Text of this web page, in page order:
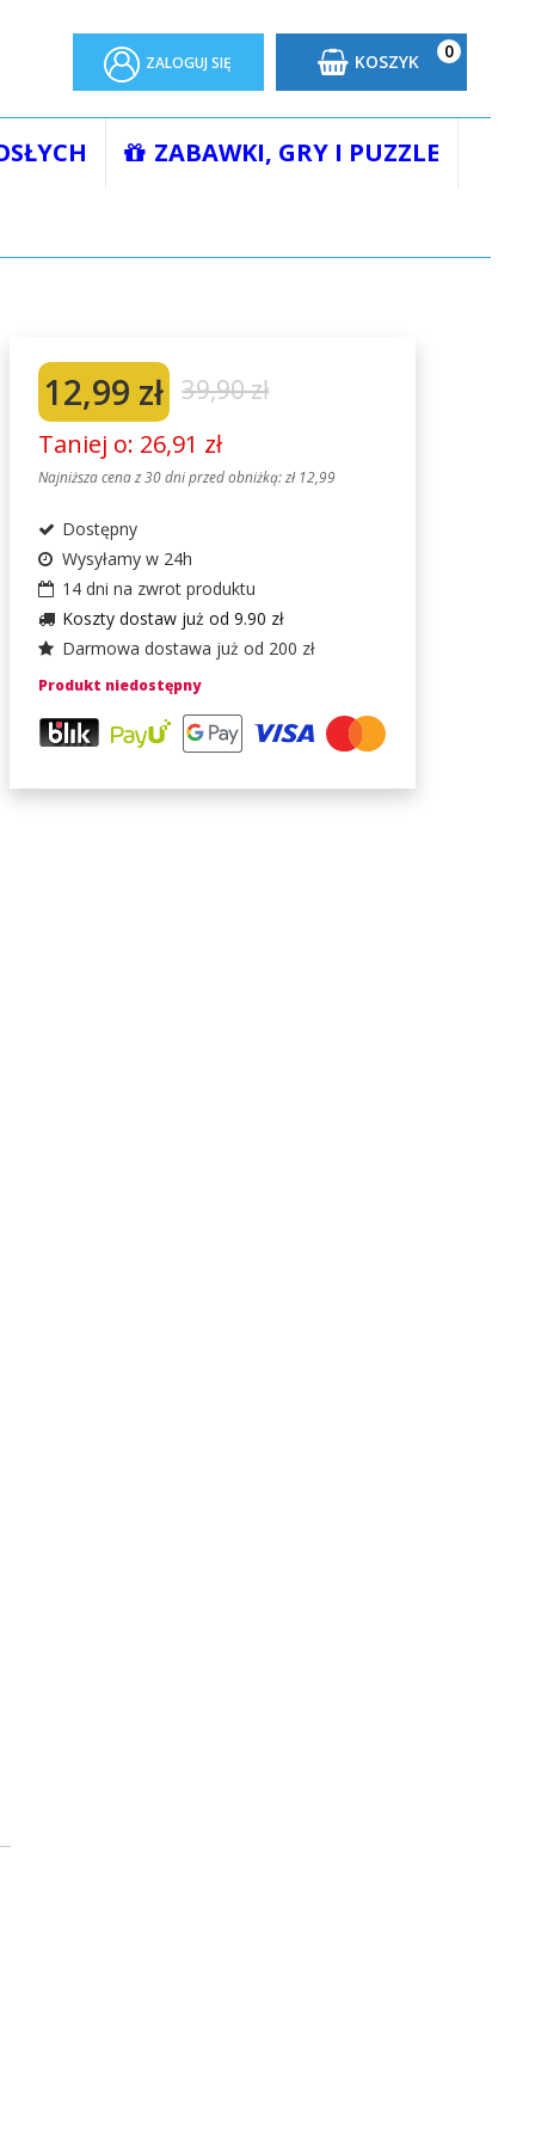
ZALOGUJ SIĘ KOSZYK 0
ZABAWKI, GRY I PUZZLE
12,99 zł 39,90 zł
Taniej o: 26,91 zł
Najniższa cena z 30 dni przed obniżką:zł 12,99
Dostępny
Wysyłamy w 24h
14 dni na zwrot produktu
Koszty dostaw już od 9.90 zł
Darmowa dostawa już od 200 zł
Produkt niedostępny